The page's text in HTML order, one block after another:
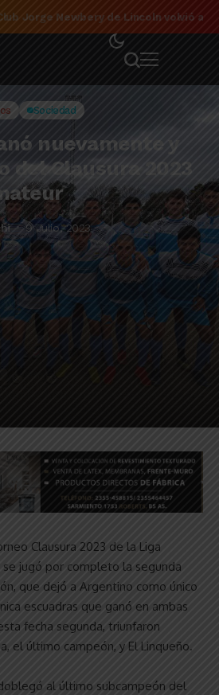
de la campaña de El Linqueño en el
Sociedad
nuevamente y
del Clausura 2023
9 Julio, 2023
Clausura 2023 de la Liga
jugó por completo la segunda
que dejó a Argentino como único
escuadras que ganó en ambas
fecha segunda, triunfaron
el último campeón, y El Linqueño.
al último subcampeón del